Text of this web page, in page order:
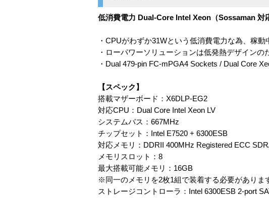
低消費電力 Dual-Core Intel Xeon（Sossaman 対
・CPUがわずか31Wという低消費電力な為、稼
・ローパワーソリューションは低発熱デザイン
・Dual 479-pin FC-mPGA4 Sockets / Dual Core
【スペック】
搭載マザーボード：X6DLP-EG2
対応CPU：Dual Core Intel Xeon LV
システムバス：667MHz
チップセット：Intel E7520 + 6300ESB
対応メモリ：DDRII 400MHz Registered ECC
メモリスロット：8
最大搭載可能メモリ：16GB
※同一のメモリを2枚1組で装着する必要がありま
ストレージコントローラ：Intel 6300ESB 2-port